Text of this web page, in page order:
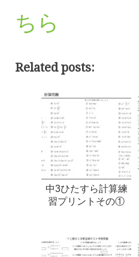
ちら
Related posts:
中3ひたすら計算練
習プリントその①